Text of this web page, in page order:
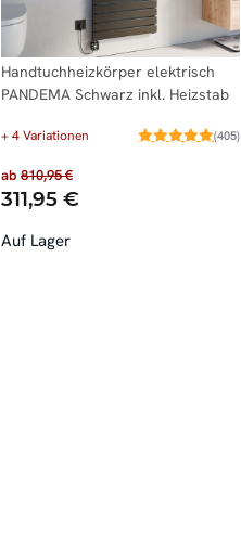
Handtuchheizkörper elektrisch
PANDEMA Schwarz inkl. Heizstab
+ 4 Variationen (405)
ab 810,95 €
311,95 €
Auf Lager